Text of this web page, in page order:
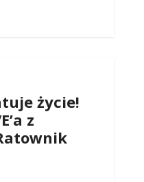
życie!
z